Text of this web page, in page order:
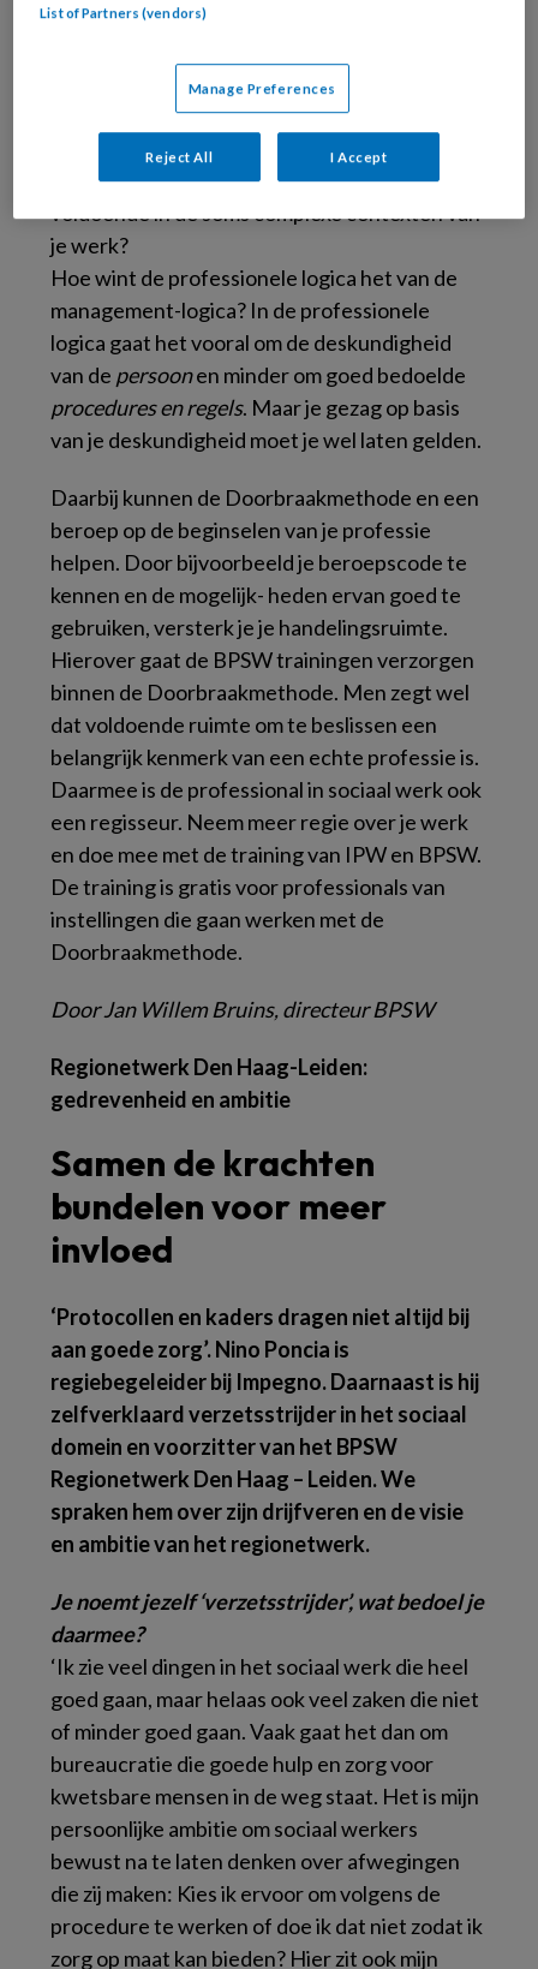
Dat is voor niemand goed: niet voor de cliënt,
professional. Want bureaucratie is niet alleen
vervelend het is ook duur. Vertrouwen is
goedkoper dan controleren.
Maar hoe gebruik je je professionele ruimte
voldoende in de soms complexe contexten van
je werk?
Hoe wint de professionele logica het van de
management-logica? In de professionele
logica gaat het vooral om de deskundigheid
van de persoonen minder om goed bedoelde
procedures en regels. Maar je gezag op basis
van je deskundigheid moet je wel laten gelden.
Daarbij kunnen de Doorbraakmethode en een
beroep op de beginselen van je professie
helpen. Door bijvoorbeeld je beroepscode te
kennen en de mogelijk- heden ervan goed te
gebruiken, versterk je je handelingsruimte.
Hierover gaat de BPSW trainingen verzorgen
binnen de Doorbraakmethode. Men zegt wel
dat voldoende ruimte om te beslissen een
belangrijk kenmerk van een echte professie is.
Daarmee is de professional in sociaal werk ook
een regisseur. Neem meer regie over je werk
en doe mee met de training van IPW en BPSW.
De training is gratis voor professionals van
instellingen die gaan werken met de
Doorbraakmethode.
Door Jan Willem Bruins, directeur BPSW
Regionetwerk Den Haag-Leiden:
gedrevenheid en ambitie
Samen de krachten
bundelen voor meer
invloed
‘Protocollen en kaders dragen niet altijd bij
aan goede zorg’. Nino Poncia is
regiebegeleider bij Impegno. Daarnaast is hij
zelfverklaard verzetsstrijder in het sociaal
domein en voorzitter van het BPSW
Regionetwerk Den Haag – Leiden. We
spraken hem over zijn drijfveren en de visie
en ambitie van het regionetwerk.
Je noemt jezelf ‘verzetsstrijder’, wat bedoel je
daarmee?
‘Ik zie veel dingen in het sociaal werk die heel
goed gaan, maar helaas ook veel zaken die niet
of minder goed gaan. Vaak gaat het dan om
bureaucratie die goede hulp en zorg voor
kwetsbare mensen in de weg staat. Het is mijn
persoonlijke ambitie om sociaal werkers
bewust na te laten denken over afwegingen
die zij maken: Kies ik ervoor om volgens de
procedure te werken of doe ik dat niet zodat ik
zorg op maat kan bieden? Hier zit ook mijn
List of Partners (vendors)
Manage Preferences
Reject All I Accept